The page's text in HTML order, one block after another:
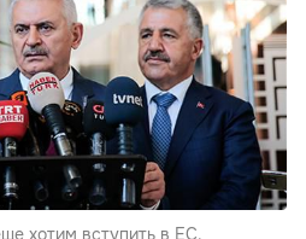
хотим вступить в ЕС.